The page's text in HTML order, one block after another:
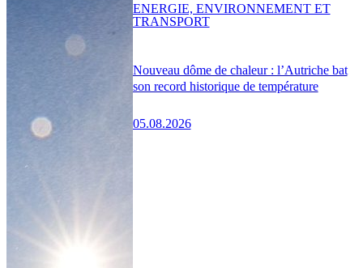
Nouveau dôme de chaleur : l’Autriche bat
son record historique de température
05.08.2026
ENERGIE, ENVIRONNEMENT ET
TRANSPORT